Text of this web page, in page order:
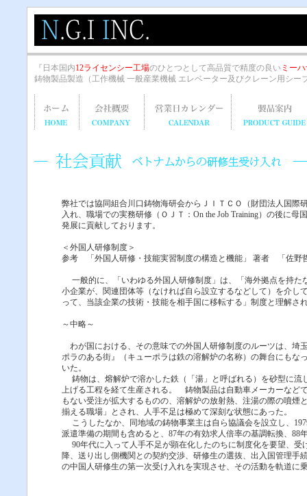
『日本国内12ライセンシー工場のひとつとして高品質で精度の良い ミー
鋳物製品製造（工作機械 一般産業機械 エレベーター及びクレーン用シ
弊社では協同組合川口鋳物海研会からＪＩＴＣＯ（財団法人国
入れ、職場での実務研修（ＯＪＴ：On the Job Training）の後に
発展に貢献しております。
＜外国人研修制度＞
参考 「外国人研修・技能実習制度の構造と機能」 著者 「佐野
一般的に、「いわゆる外国人研修制度」は、「海外拠点を持た
小企業が、関連団体等（なければ自ら設立するなどして）を介
って、当該企業の技術・技能を相手国に移転する」制度と理解さ
～中略～
わが国における、その意味での外国人研修制度のルーツは、
ポラのある街』（キューポラは鉄の溶解炉の名称）の舞台にも
いた。
鋳物は、熔解炉で溶かした鉄（「湯」と呼ばれる）を砂型に流
上げる工程を経て生産される。 鋳物製品は自動車メーカーなど
もない受注が拡大するものの、溶解炉の放射熱、注湯の際の噴
揃える職場」とされ、人手不足は極めて深刻な状態にあった。
こうしたなか、同地域の鋳物事業主は自ら協議会を設立し、
派遣準備の期間も含めると、87年の有効求人倍率の基調転換、
90年代に入って人手不足が顕在化したのちに制度化を要望、受
降、送り出し側機関との契約交渉、研修生の選抜、出入国管理手
の中国人研修生の第一次受け入れを実現させ、その活動を軌道に